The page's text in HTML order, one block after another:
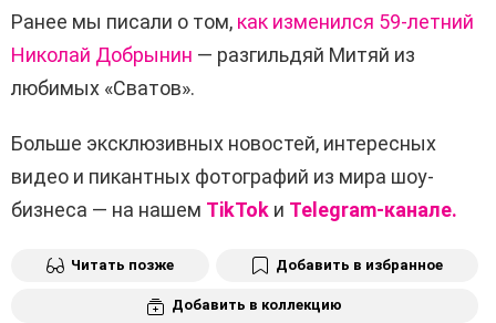
Ранее мы писали о том, как изменился 59-летний
Николай Добрынин — разгильдяй Митяй из
любимых «Сватов».
Больше эксклюзивных новостей, интересных
видео и пикантных фотографий из мира шоу-
бизнеса — на нашем TikTok и Telegram-канале.
Читать позже Добавить в избранное
Добавить в коллекцию